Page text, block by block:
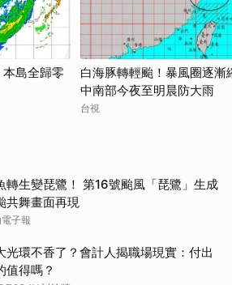
島全歸零
白海豚轉輕颱！暴風圈逐
中南部今夜至明晨防大雨
台視
轉生變琵鷺！ 第16號颱風「琵鷺」生成
共舞畫面再現
子報
光環不香了？會計人揭職場現實：付出
值得嗎？